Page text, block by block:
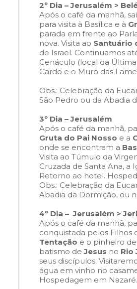
2º Dia – Jerusalém >
Após o café da manhã,
para visita à Basílica e à
parada em frente ao
nova. Visita ao Santuário
de Israel. Continuamos
Cenáculo (local da
Cardo e o Muro das
Obs.: Celebração da
São Pedro ou da Abadia
3º Dia – Jerusalém
Após o café da manhã,
Gruta do Pai Nosso e a
onde se encontram a
Visita ao Túmulo da
Cruzada de Santa Ana, a
Retorno ao hotel.
Obs.: Celebração da
Abadia da Dormição, ou
4º Dia – Jerusalém >
Após o café da manhã,
conquistada pelos Filhos
Tentação e o pinheiro
batismo deJesus no Rio
seus discípulos.
água em vinho no
Hospedagem em